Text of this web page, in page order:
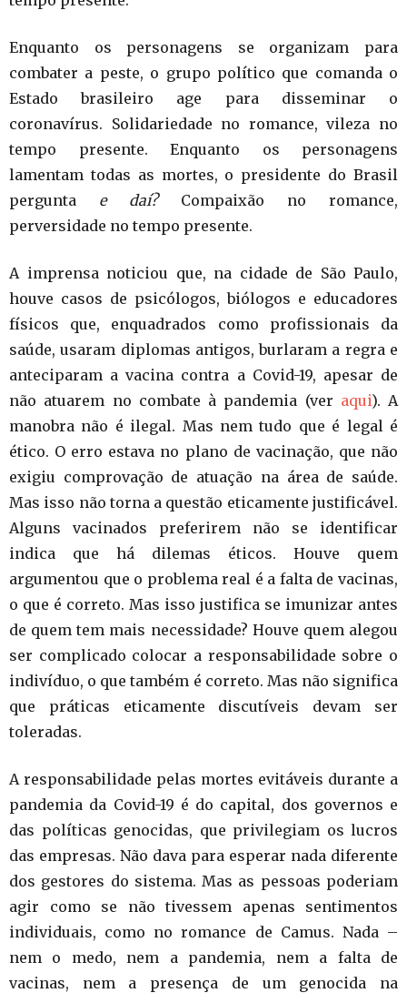
Enquanto os personagens se organizam para
combater a peste, o grupo político que comanda o
Estado brasileiro age para disseminar o
coronavírus. Solidariedade no romance, vileza no
tempo presente. Enquanto os personagens
lamentam todas as mortes, o presidente do Brasil
pergunta e daí? Compaixão no romance,
perversidade no tempo presente.
A imprensa noticiou que, na cidade de São Paulo,
houve casos de psicólogos, biólogos e educadores
físicos que, enquadrados como profissionais da
saúde, usaram diplomas antigos, burlaram a regra e
anteciparam a vacina contra a Covid-19, apesar de
não atuarem no combate à pandemia (ver aqui). A
manobra não é ilegal. Mas nem tudo que é legal é
ético. O erro estava no plano de vacinação, que não
exigiu comprovação de atuação na área de saúde.
Mas isso não torna a questão eticamente justificável.
Alguns vacinados preferirem não se identificar
indica que há dilemas éticos. Houve quem
argumentou que o problema real é a falta de vacinas,
o que é correto. Mas isso justifica se imunizar antes
de quem tem mais necessidade? Houve quem alegou
ser complicado colocar a responsabilidade sobre o
indivíduo, o que também é correto. Mas não significa
que práticas eticamente discutíveis devam ser
toleradas.
A responsabilidade pelas mortes evitáveis durante a
pandemia da Covid-19 é do capital, dos governos e
das políticas genocidas, que privilegiam os lucros
das empresas. Não dava para esperar nada diferente
dos gestores do sistema. Mas as pessoas poderiam
agir como se não tivessem apenas sentimentos
individuais, como no romance de Camus. Nada –
nem o medo, nem a pandemia, nem a falta de
vacinas, nem a presença de um genocida na